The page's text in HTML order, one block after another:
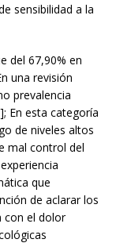
sensibilidad a la
del 67,90% en
una revisión
prevalencia
]; En esta categoría
de niveles altos
mal control del
que
de aclarar los
con el dolor